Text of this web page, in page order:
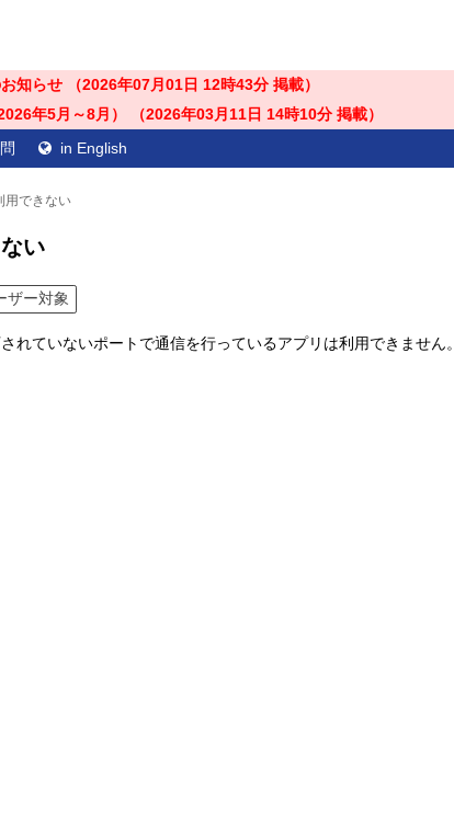
知らせ （2026年07月01日 12時43分 掲載）
年5月～8月） （2026年03月11日 14時10分 掲載）
in English
用できない
い
ザー対象
ていないポートで通信を行っているアプリは利用できません。